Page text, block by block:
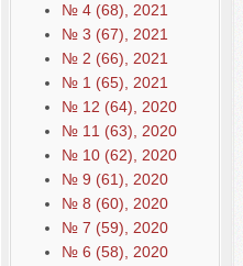
№ 4 (68), 2021
№ 3 (67), 2021
№ 2 (66), 2021
№ 1 (65), 2021
№ 12 (64), 2020
№ 11 (63), 2020
№ 10 (62), 2020
№ 9 (61), 2020
№ 8 (60), 2020
№ 7 (59), 2020
№ 6 (58), 2020